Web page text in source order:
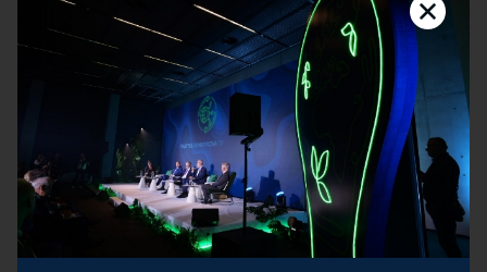
Piotr Myszor
Stanowisko:dziennikarz, WNP.pl
Weźmie udział w sesjach